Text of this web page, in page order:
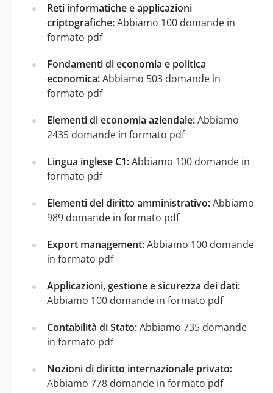
Reti informatiche e applicazioni
criptografiche:Abbiamo 100 domande in
formato pdf
Fondamenti di economia e politica
economica:Abbiamo 503 domande in
formato pdf
Elementi di economia aziendale:Abbiamo
2435 domande in formato pdf
Lingua inglese C1:Abbiamo 100 domande in
formato pdf
Elementi del diritto amministrativo:Abbiamo
989 domande in formato pdf
Export management:Abbiamo 100 domande
in formato pdf
Applicazioni, gestione e sicurezza dei dati:
Abbiamo 100 domande in formato pdf
Contabilità di Stato:Abbiamo 735 domande
in formato pdf
Nozioni di diritto internazionale privato:
Abbiamo 778 domande in formato pdf